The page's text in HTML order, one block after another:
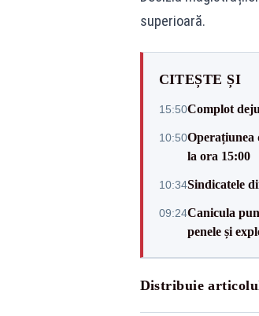
superioară.
CITEȘTE ȘI
15:50Complot
10:50Operațiunea
la ora 15:00
10:34Sindicatele
09:24Canicula
penele și
Distribuie